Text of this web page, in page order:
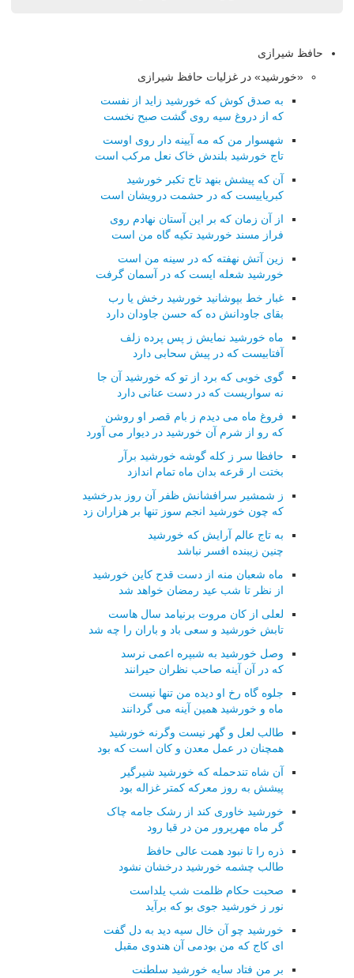
حافظ شیرازی
«خورشید» در غزلیات حافظ شیرازی
به صدق کوش که خورشید زاید از نفست
که از دروغ سیه روی گشت صبح نخست
شهسوار من که مه آیینه دار روی اوست
تاج خورشید بلندش خاک نعل مرکب است
آن که پیشش بنهد تاج تکبر خورشید
کبریاییست که در حشمت درویشان است
از آن زمان که بر این آستان نهادم روی
فراز مسند خورشید تکیه گاه من است
زین آتش نهفته که در سینه من است
خورشید شعله ایست که در آسمان گرفت
غبار خط بپوشانید خورشید رخش یا رب
بقای جاودانش ده که حسن جاودان دارد
ماه خورشید نمایش ز پس پرده زلف
آفتابیست که در پیش سحابی دارد
گوی خوبی که برد از تو که خورشید آن جا
نه سواریست که در دست عنانی دارد
فروغ ماه می دیدم ز بام قصر او روشن
که رو از شرم آن خورشید در دیوار می آورد
حافظا سر ز کله گوشه خورشید برآر
بختت ار قرعه بدان ماه تمام اندازد
ز شمشیر سرافشانش ظفر آن روز بدرخشید
که چون خورشید انجم سوز تنها بر هزاران زد
به تاج عالم آرایش که خورشید
چنین زیبنده افسر نباشد
ماه شعبان منه از دست قدح کاین خورشید
از نظر تا شب عید رمضان خواهد شد
لعلی از کان مروت برنیامد سال هاست
تابش خورشید و سعی باد و باران را چه شد
وصل خورشید به شبپره اعمی نرسد
که در آن آینه صاحب نظران حیرانند
جلوه گاه رخ او دیده من تنها نیست
ماه و خورشید همین آینه می گردانند
طالب لعل و گهر نیست وگرنه خورشید
همچنان در عمل معدن و کان است که بود
آن شاه تندحمله که خورشید شیرگیر
پیشش به روز معرکه کمتر غزاله بود
خورشید خاوری کند از رشک جامه چاک
گر ماه مهرپرور من در قبا رود
ذره را تا نبود همت عالی حافظ
طالب چشمه خورشید درخشان نشود
صحبت حکام ظلمت شب یلداست
نور ز خورشید جوی بو که برآید
خورشید چو آن خال سیه دید به دل گفت
ای کاج که من بودمی آن هندوی مقبل
بر من فتاد سایه خورشید سلطنت